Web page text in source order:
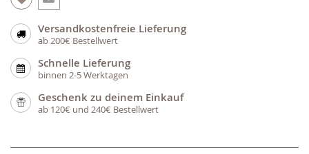
Versandkostenfreie Lieferung
ab 200€ Bestellwert
Schnelle Lieferung
binnen 2-5 Werktagen
Geschenk zu deinem Einkauf
ab 120€ und 240€ Bestellwert